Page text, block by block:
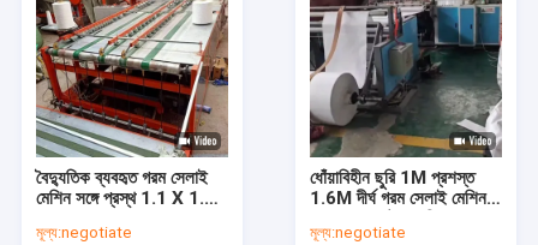
বৈদ্যুতিক ব্যবহৃত গরম সেলাই
মেশিন সঙ্গে প্রস্থ 1.1 X 1.5
মূল্য:negotiate
ধোঁয়াবিহীন ছুরি 1M প্রশস্ত
1.6M দীর্ঘ গরম সেলাই মেশিন
মূল্য:negotiate